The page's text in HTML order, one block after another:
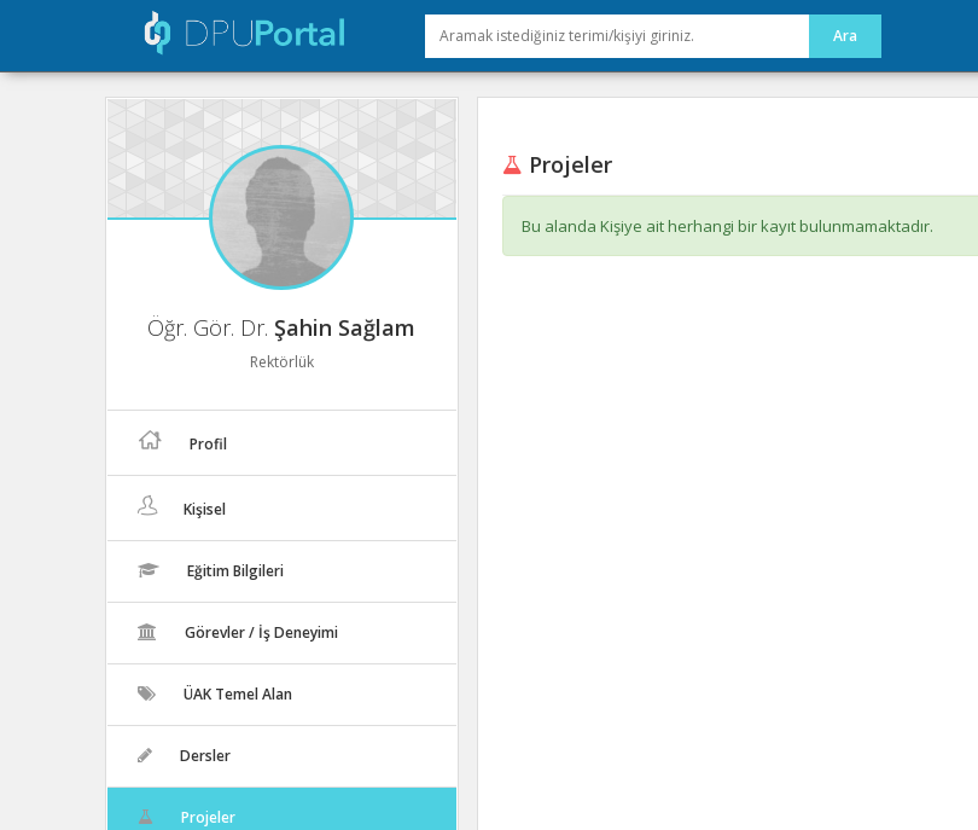
Öğr. Gör. Dr.Şahin Sağlam
Rektörlük
Profil
Kişisel
Eğitim Bilgileri
Görevler / İş Deneyimi
ÜAK Temel Alan
Dersler
Projeler
Projeler
Bu alanda Kişiye ait herhangi bir kayıt bulunmamaktadır.